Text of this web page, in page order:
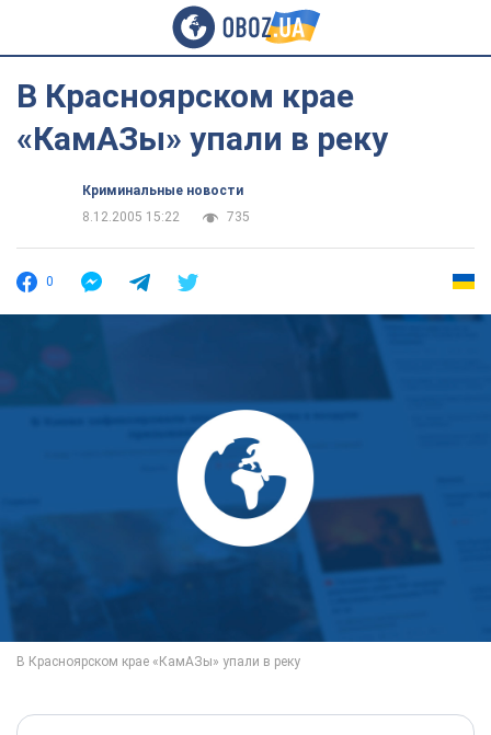
В Красноярском крае
«КамАЗы» упали в реку
Криминальные новости
8.12.2005 15:22
735
0